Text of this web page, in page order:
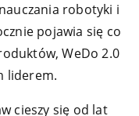
robotyki i
pojawia się co
WeDo 2.0
liderem.
cieszy się od lat